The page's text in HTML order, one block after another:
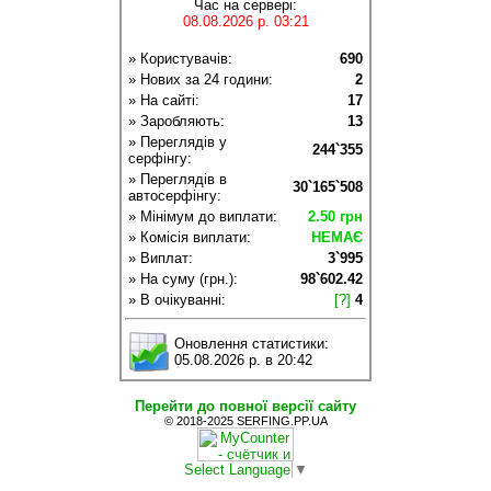
Час на сервері:
08.08.2026 р. 03:21
» Користувачів:
690
» Нових за 24 години:
2
» На сайті:
17
» Заробляють:
13
» Переглядів у
серфінгу:
244`355
» Переглядів в
автосерфінгу:
30`165`508
» Мінімум до виплати:
2.50 грн
» Комісія виплати:
НЕМАЄ
» Виплат:
3`995
» На суму (грн.):
98`602.42
» В очікуванні:
[?] 4
Оновлення статистики:
05.08.2026 р. в 20:42
Перейти до повної версії сайту
© 2018-2025 SERFING.PP.UA
Select Language ▼